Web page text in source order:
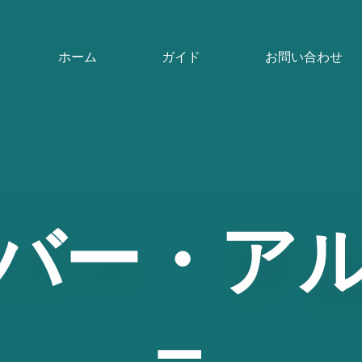
ホーム ガイド お問い合わせ
ー・ア